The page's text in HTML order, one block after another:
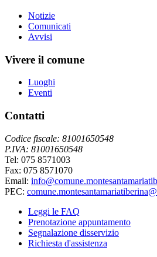
Notizie
Comunicati
Avvisi
Vivere il comune
Luoghi
Eventi
Contatti
Codice fiscale: 81001650548
P.IVA: 81001650548
Tel: 075 8571003
Fax: 075 8571070
Email:
PEC:
Leggi le FAQ
Prenotazione appuntamento
Segnalazione disservizio
Richiesta d'assistenza